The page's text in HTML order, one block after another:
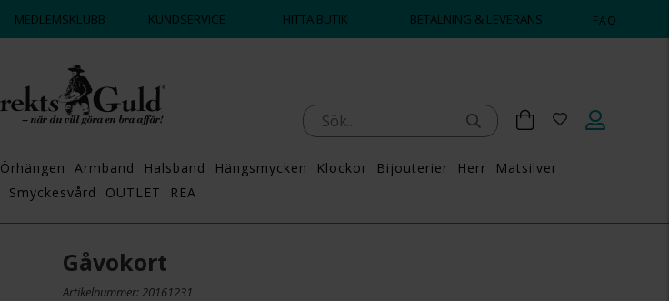
MEDLEMSKLUBB KUNDSERVICE HITTA BUTIK BETALNING & LEVERANS FAQ
Örhängen Armband Halsband Hängsmycken Klockor Bijouterier Herr
Matsilver
Smyckesvård OUTLET REA
Gåvokort
Artikelnummer: 20161231